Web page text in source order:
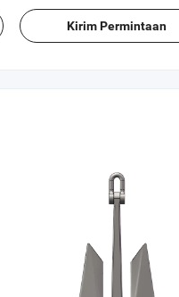
Kirim Permintaan